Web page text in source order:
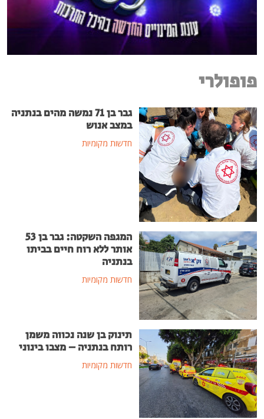
פופולרי
גבר בן 71 נמשה מהים בנתניה
במצב אנוש
חדשות מקומיות
המגפה השקטה: גבר בן 53
אותר ללא רוח חיים בביתו
בנתניה
חדשות מקומיות
תינוק בן שנה נכווה משמן
רותח בנתניה – מצבו בינוני
חדשות מקומיות